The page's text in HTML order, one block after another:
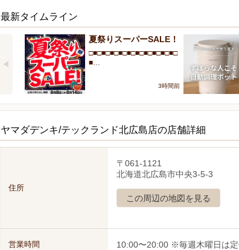
最新タイムライン
夏祭りスーパーSALE！
□■□■□■□■□■□■□■□■□■□■□
■…
3時間前
ヤマダデンキ/テックランド北広島店の店舗詳細
住所
〒061-1121
北海道北広島市中央3-5-3
この周辺の地図を見る
営業時間 10:00〜20:00 ※毎週木曜日は定